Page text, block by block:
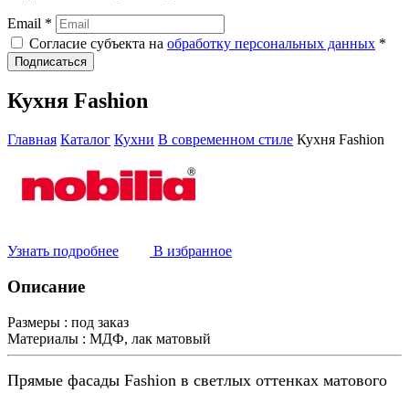
Email *
Согласие субъекта на обработку персональных данных *
Подписаться
Кухня Fashion
Главная Каталог Кухни В современном стиле Кухня Fashion
Узнать подробнее В избранное
Описание
Размеры : под заказ
Материалы : МДФ, лак матовый
Прямые фасады Fashion в светлых оттенках матового